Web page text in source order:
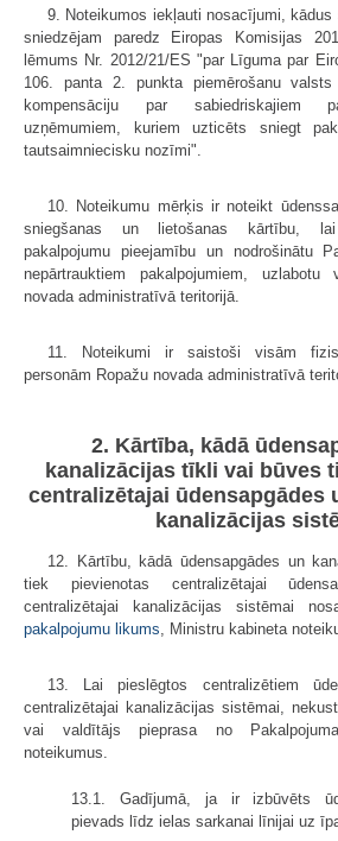
9. Noteikumos iekļauti nosacījumi, kādus
sniedzējam paredz Eiropas Komisijas
lēmums Nr. 2012/21/ES "par Līguma par
106. panta 2. punkta piemērošanu
kompensāciju par sabiedriskajiem
uzņēmumiem, kuriem uzticēts sniegt
tautsaimniecisku nozīmi".
10. Noteikumu mērķis ir noteikt
sniegšanas un lietošanas kārtību,
pakalpojumu pieejamību un nodrošinātu
nepārtrauktiem pakalpojumiem,
novada administratīvā teritorijā.
11. Noteikumi ir saistoši visām
personām Ropažu novada administratīvā
2. Kārtība, kādā
kanalizācijas tīkli vai būves
centralizētajai ūdensapgādes
kanalizācijas
12. Kārtību, kādā ūdensapgādes un
tiek pievienotas centralizētajai
centralizētajai kanalizācijas sistēmai
pakalpojumu likums, Ministru kabineta
13. Lai pieslēgtos centralizētiem
centralizētajai kanalizācijas sistēmai,
vai valdītājs pieprasa no
noteikumus.
13.1. Gadījumā, ja ir izbūvēts
pievads līdz ielas sarkanai līnijai uz